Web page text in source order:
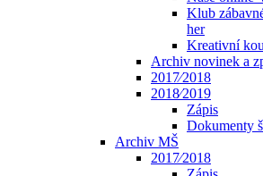
Klub
her
Kreativní
Archiv novinek a
2017⁄2018
2018⁄2019
Zápis
Dokumenty
Archiv MŠ
2017⁄2018